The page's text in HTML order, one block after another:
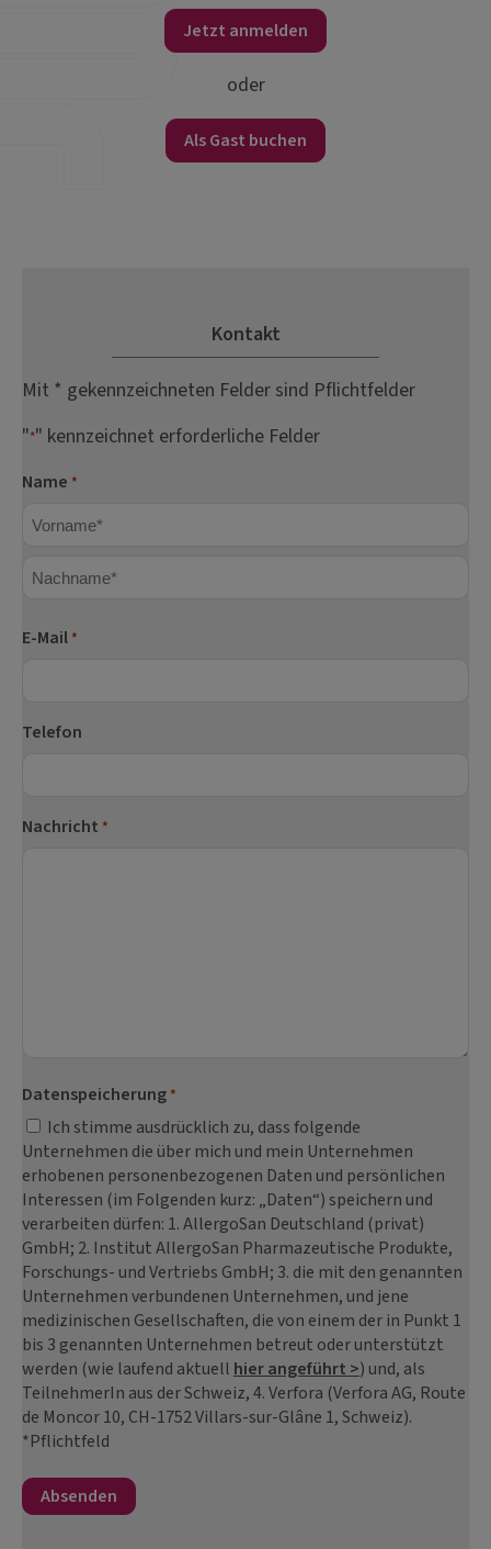
Jetzt anmelden
oder
Als Gast buchen
Kontakt
Mit * gekennzeichneten Felder sind Pflichtfelder
"*" kennzeichnet erforderliche Felder
Name *
E-Mail *
Telefon
Nachricht *
Datenspeicherung *
Ich stimme ausdrücklich zu, dass folgende
Unternehmen die über mich und mein Unternehmen
erhobenen personenbezogenen Daten und persönlichen
Interessen (im Folgenden kurz: „Daten“) speichern und
verarbeiten dürfen: 1. AllergoSan Deutschland (privat)
GmbH; 2. Institut AllergoSan Pharmazeutische Produkte,
Forschungs- und Vertriebs GmbH; 3. die mit den genannten
Unternehmen verbundenen Unternehmen, und jene
medizinischen Gesellschaften, die von einem der in Punkt 1
bis 3 genannten Unternehmen betreut oder unterstützt
werden (wie laufend aktuell hier angeführt >) und, als
TeilnehmerIn aus der Schweiz, 4. Verfora (Verfora AG, Route
de Moncor 10, CH-1752 Villars-sur-Glâne 1, Schweiz).
*Pflichtfeld